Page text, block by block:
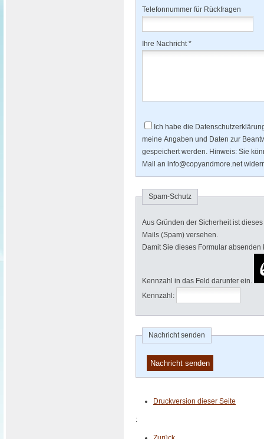
Telefonnummer für Rückfragen
Ihre Nachricht *
Ich habe die
meine Angaben und Daten zur
gespeichert werden. Hinweis: Sie
Mail an info@copyandmore.net
Spam-Schutz
Aus Gründen der Sicherheit ist
Mails (Spam) versehen.
Damit Sie dieses Formular
Kennzahl in das Feld darunter ein.
Kennzahl:
Nachricht senden
Druckversion dieser Seite
: